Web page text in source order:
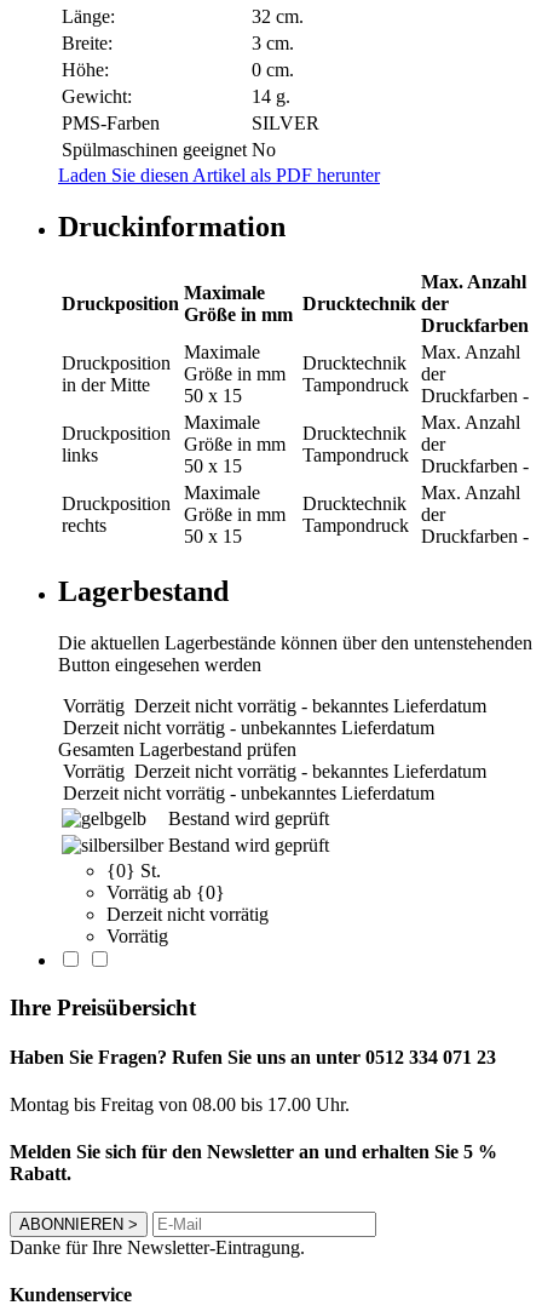
Länge:
32 cm.
Breite:
3 cm.
Höhe:
0 cm.
Gewicht:
14 g.
PMS-Farben
SILVER
Spülmaschinen geeignet No
Laden Sie diesen Artikel als PDF herunter
Druckinformation
Druckposition
Maximale
Größe in mm
Drucktechnik
Max. Anzahl
der
Druckfarben
Druckposition
in der Mitte
Maximale
Größe in mm
50 x 15
Drucktechnik
Tampondruck
Max. Anzahl
der
Druckfarben -
Druckposition
links
Maximale
Größe in mm
50 x 15
Drucktechnik
Tampondruck
Max. Anzahl
der
Druckfarben -
Druckposition
rechts
Maximale
Größe in mm
50 x 15
Drucktechnik
Tampondruck
Max. Anzahl
der
Druckfarben -
Lagerbestand
Die aktuellen Lagerbestände können über den untenstehenden
Button eingesehen werden
Vorrätig Derzeit nicht vorrätig - bekanntes Lieferdatum
Derzeit nicht vorrätig - unbekanntes Lieferdatum
Gesamten Lagerbestand prüfen
Vorrätig Derzeit nicht vorrätig - bekanntes Lieferdatum
Derzeit nicht vorrätig - unbekanntes Lieferdatum
gelb
Bestand wird geprüft
silber Bestand wird geprüft
{0} St.
Vorrätig ab {0}
Derzeit nicht vorrätig
Vorrätig
Ihre Preisübersicht
Haben Sie Fragen? Rufen Sie uns an unter 0512 334 071 23
Montag bis Freitag von 08.00 bis 17.00 Uhr.
Melden Sie sich für den Newsletter an und erhalten Sie 5 %
Rabatt.
ABONNIEREN >
Danke für Ihre Newsletter-Eintragung.
Kundenservice